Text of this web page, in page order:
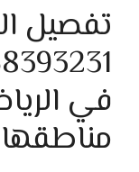
تفصيل
في
مناطقها